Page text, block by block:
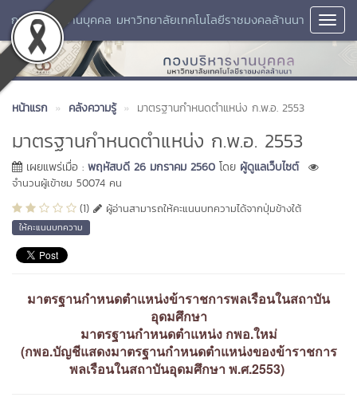
กองบริหารงานบุคคล มหาวิทยาลัยเทคโนโลยีราชมงคลล้านนา
หน้าแรก คลังความรู้ มาตรฐานกำหนดตำแหน่ง ก.พ.อ. 2553
มาตรฐานกำหนดตำแหน่ง ก.พ.อ. 2553
เผยแพร่เมื่อ : พฤหัสบดี 26 มกราคม 2560 โดย ผู้ดูแลเว็บไซต์
จำนวนผู้เข้าชม 50074 คน
(1)
ผู้อ่านสามารถให้คะแนนบทความได้จากปุ่มข้างใต้
ให้คะแนนบทความ
มาตรฐานกำหนดตำแหน่งข้าราชการพลเรือนในสถาบัน
อุดมศึกษา
มาตรฐานกำหนดตำแหน่ง กพอ.ใหม่
(กพอ.บัญชีแสดงมาตรฐานกำหนดตำแหน่งของข้าราชการ
พลเรือนในสถาบันอุดมศึกษา พ.ศ.2553)